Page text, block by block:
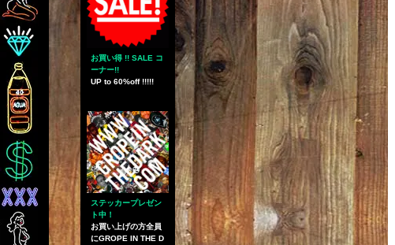
お買い得 !! SALE コ
ーナー!!
UP to 60%off !!!!!
ステッカープレゼン
ト中！
お買い上げの方全員
にGROPE IN THE D